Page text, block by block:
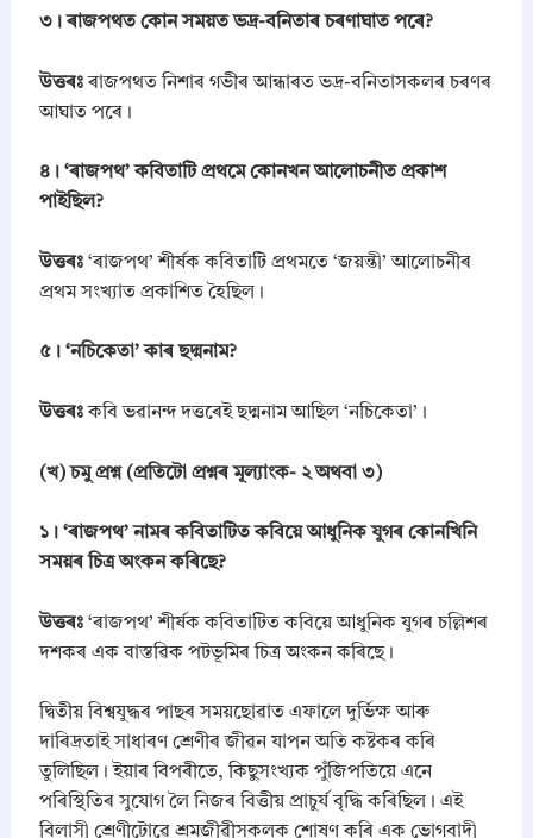
সৌ
ভ
)
C
a
r
s
S
u
o
n
P
F
A
H
E
C
(
​৩। ৰাজপথত কোন সময়ত ভদ্র-বনিতাৰ চৰণাঘাত পৰে?
উত্তৰঃৰাজপথত নিশাৰ গভীৰ আন্ধাৰত ভদ্র-বনিতাসকলৰ চৰণৰ
আঘাত পৰে।
​৪। ‘ৰাজপথ’ কবিতাটি প্রথমে কোনখন আলোচনীত প্রকাশ
পাইছিল?
উত্তৰঃ‘ৰাজপথ’ শীৰ্ষক কবিতাটি প্ৰথমতে ‘জয়ন্তী’ আলোচনীৰ
প্ৰথম সংখ্যাত প্ৰকাশিত হৈছিল।
​৫। ‘নচিকেতা’ কাৰ ছদ্মনাম?
উত্তৰঃকবি ভৱানন্দ দত্তৰেই ছদ্মনাম আছিল ‘নচিকেতা’।
​(খ) চমু প্রশ্ন (প্রতিটো প্রশ্নৰ মূল্যাংক- ২ অথবা ৩)
​১। ‘ৰাজপথ’ নামৰ কবিতাটিত কবিয়ে আধুনিক যুগৰ কোনখিনি
সময়ৰ চিত্র অংকন কৰিছে?
উত্তৰঃ‘ৰাজপথ’ শীৰ্ষক কবিতাটিত কবিয়ে আধুনিক যুগৰ চল্লিশৰ
দশকৰ এক বাস্তৱিক পটভূমিৰ চিত্ৰ অংকন কৰিছে।
​দ্বিতীয় বিশ্বযুদ্ধৰ পাছৰ সময়ছোৱাত এফালে দুৰ্ভিক্ষ আৰু
দাৰিদ্ৰতাই সাধাৰণ শ্ৰেণীৰ জীৱন যাপন অতি কষ্টকৰ কৰি
তুলিছিল। ইয়াৰ বিপৰীতে, কিছুসংখ্যক পুঁজিপতিয়ে এনে
পৰিস্থিতিৰ সুযোগ লৈ নিজৰ বিত্তীয় প্ৰাচুৰ্য বৃদ্ধি কৰিছিল। এই
বিলাসী শ্ৰেণীটোৱে শ্ৰমজীৱীসকলক শোষণ কৰি এক ভোগবাদী